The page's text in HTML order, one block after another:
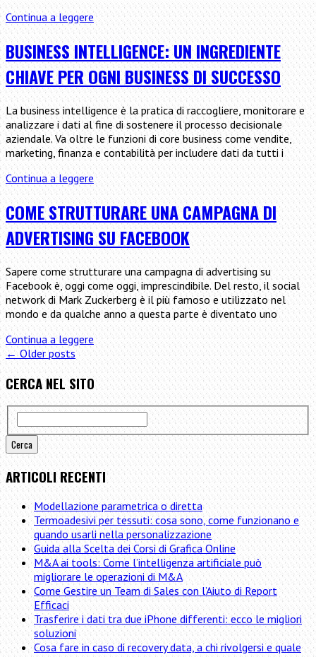
Continua a leggereAlternative
per
vendere
online
se
non
hai
un
sito
e-
Commerce
BUSINESS INTELLIGENCE: UN INGREDIENTE
CHIAVE PER OGNI BUSINESS DI SUCCESSO
La business intelligence è la pratica di raccogliere, monitorare e
analizzare i dati al fine di sostenere il processo decisionale
aziendale. Va oltre le funzioni di core business come vendite,
marketing, finanza e contabilità per includere dati da tutti i
Continua a leggereBusiness
Intelligence:
un
ingrediente
chiave
per
ogni
business
di
successo
COME STRUTTURARE UNA CAMPAGNA DI
ADVERTISING SU FACEBOOK
Sapere come strutturare una campagna di advertising su
Facebook è, oggi come oggi, imprescindibile. Del resto, il social
network di Mark Zuckerberg è il più famoso e utilizzato nel
mondo e da qualche anno a questa parte è diventato uno
Continua a leggereCome
strutturare
una
campagna
di
advertising
su
Facebook
← Older posts
CERCA NEL SITO
ARTICOLI RECENTI
Modellazione parametrica o diretta
Termoadesivi per tessuti: cosa sono, come funzionano e
quando usarli nella personalizzazione
Guida alla Scelta dei Corsi di Grafica Online
M&A ai tools: Come l’intelligenza artificiale può
migliorare le operazioni di M&A
Come Gestire un Team di Sales con l’Aiuto di Report
Efficaci
Trasferire i dati tra due iPhone differenti: ecco le migliori
soluzioni
Cosa fare in caso di recovery data, a chi rivolgersi e quale